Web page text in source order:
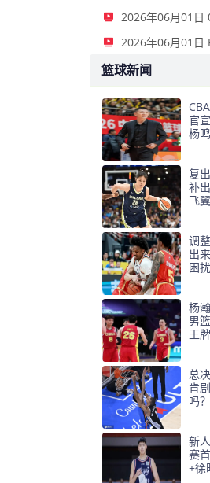
篮球新闻
官
杨
复
补
飞
调
出
困扰
杨
男
王
总
肯
吗？
新
赛
+徐